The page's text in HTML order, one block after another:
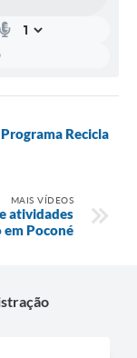
Recicla
MAIS VÍDEOS
atividades
Poconé